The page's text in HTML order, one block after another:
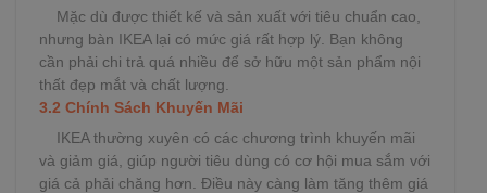
Mặc dù được thiết kế và sản xuất với tiêu chuẩn cao,
nhưng bàn IKEA lại có mức giá rất hợp lý. Bạn không
cần phải chi trả quá nhiều để sở hữu một sản phẩm nội
thất đẹp mắt và chất lượng.
3.2 Chính Sách Khuyến Mãi
IKEA thường xuyên có các chương trình khuyến mãi
và giảm giá, giúp người tiêu dùng có cơ hội mua sắm với
giá cả phải chăng hơn. Điều này càng làm tăng thêm giá